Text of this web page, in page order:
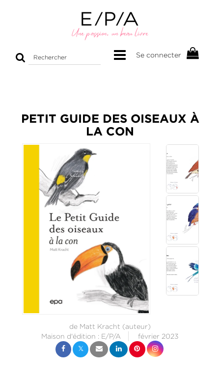
Rechercher
Se connecter
PETIT GUIDE DES OISEAUX À
LA CON
de Matt Kracht (auteur)
Maison d'édition : E/P/A février 2023